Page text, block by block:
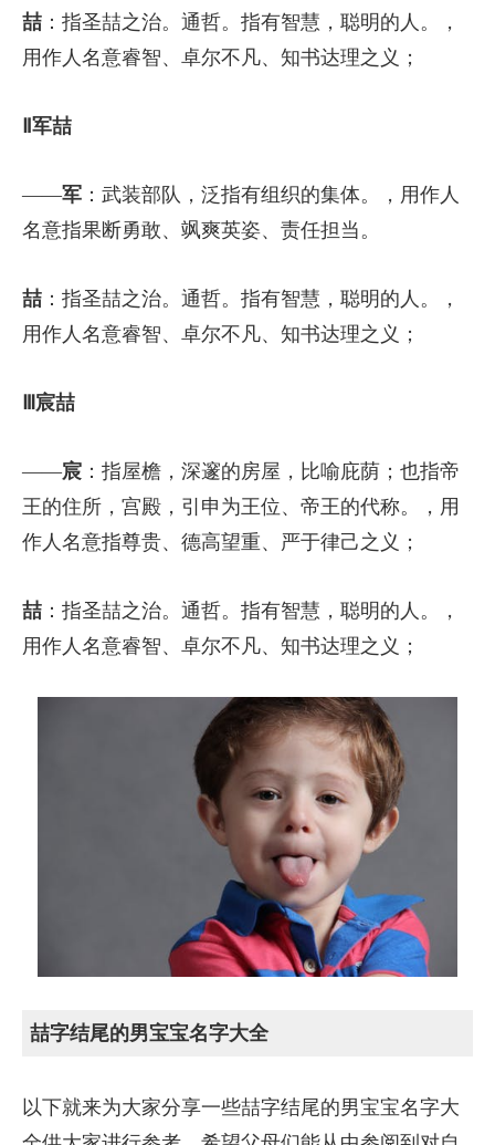
喆 ：指圣喆之治。通哲。指有智慧，聪明的人。，
用作人名意睿智、卓尔不凡、知书达理之义；
Ⅱ军喆
——军 ：武装部队，泛指有组织的集体。，用作人
名意指果断勇敢、飒爽英姿、责任担当。
喆 ：指圣喆之治。通哲。指有智慧，聪明的人。，
用作人名意睿智、卓尔不凡、知书达理之义；
Ⅲ宸喆
——宸 ：指屋檐，深邃的房屋，比喻庇荫；也指帝
王的住所，宫殿，引申为王位、帝王的代称。，用
作人名意指尊贵、德高望重、严于律己之义；
喆 ：指圣喆之治。通哲。指有智慧，聪明的人。，
用作人名意睿智、卓尔不凡、知书达理之义；
喆字结尾的男宝宝名字大全
以下就来为大家分享一些喆字结尾的男宝宝名字大